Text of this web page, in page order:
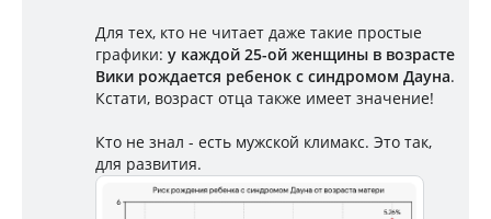
Для тех, кто не читает даже такие простые
графики: у каждой 25-ой женщины в возрасте
Вики рождается ребенок с синдромом Дауна.
Кстати, возраст отца также имеет значение!
Кто не знал - есть мужской климакс. Это так,
для развития.